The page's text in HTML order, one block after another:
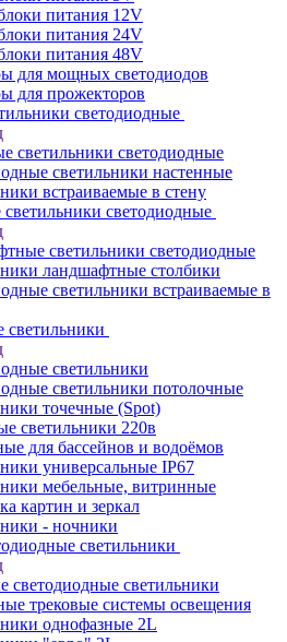
питания 12V
питания 24V
питания 48V
для мощных светодиодов
для прожекторов
светодиодные
светильники светодиодные
светильники настенные
встраиваемые в стену
светодиодные
светильники светодиодные
ландшафтные столбики
светильники встраиваемые в
светильники
светильники
светильники потолочные
точечные (Spot)
светильники 220в
для бассейнов и водоёмов
универсальные IP67
мебельные, витринные
картин и зеркал
- ночники
светильники
светодиодные светильники
трековые системы освещения
однофазные 2L